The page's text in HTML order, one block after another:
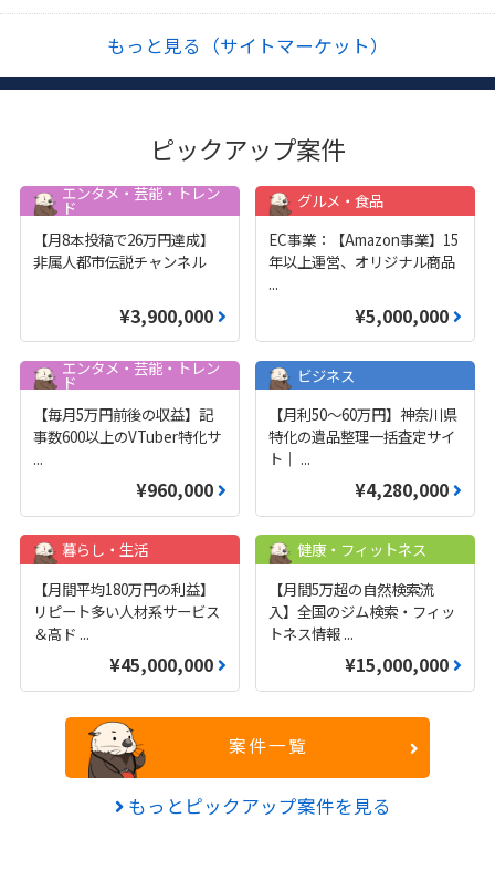
もっと見る（サイトマーケット）
ピックアップ案件
エンタメ・芸能・トレン
ド
【月8本投稿で26万円達成】
非属人都市伝説チャンネル
¥3,900,000
グルメ・食品
EC事業：【Amazon事業】15
年以上運営、オリジナル商品
...
¥5,000,000
エンタメ・芸能・トレン
ド
【毎月5万円前後の収益】記
事数600以上のVTuber特化サ
...
¥960,000
ビジネス
【月利50〜60万円】神奈川県
特化の遺品整理一括査定サイ
ト｜ ...
¥4,280,000
暮らし・生活
【月間平均180万円の利益】
リピート多い人材系サービス
＆高ド ...
¥45,000,000
健康・フィットネス
【月間5万超の自然検索流
入】全国のジム検索・フィッ
トネス情報 ...
¥15,000,000
案件一覧
もっとピックアップ案件を見る